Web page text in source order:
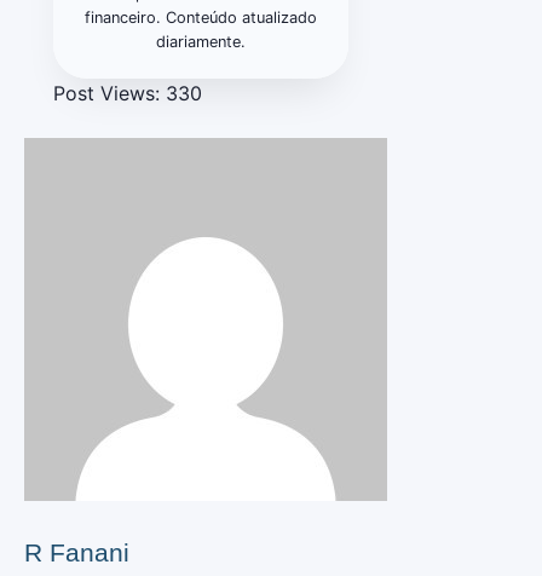
financeiro. Conteúdo atualizado
diariamente.
Post Views: 330
R Fanani